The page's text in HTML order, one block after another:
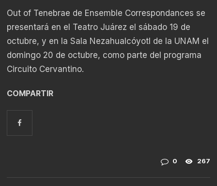
Out of Tenebrae de Ensemble Correspondances se
presentará en el Teatro Juárez el sábado 19 de
octubre, y en la Sala Nezahualcóyotl de la UNAM el
domingo 20 de octubre, como parte del programa
Circuito Cervantino.
COMPARTIR
0 267